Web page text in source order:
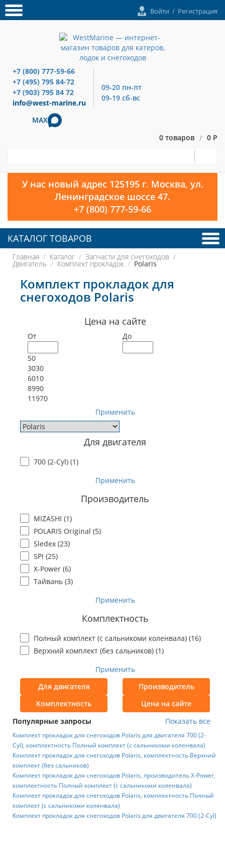
Войти / Регистрация
+7 (800) 777-59-66
+7 (495) 795 84-72
+7 (903) 795 84 72
info@west-marine.ru
09-20 пн-пт
09-19 сб-вс
MAX
0 товаров / 0 Р
У нас новый адрес 125195 г. Москва, ул.
Ленинградское шоссе 47.
+7 (800) 777-59-66
КАТАЛОГ ТОВАРОВ
Главная Каталог Запчасти для снегоходов
Двигатель Комплект прокладок Polaris
Комплект прокладок для
снегоходов Polaris
Цена на сайте
От До
50
3030
6010
8990
11970
Применить
Для двигателя
700 (2-Сyl) (1)
Применить
Производитель
MIZASHI (1)
POLARIS Original (5)
Sledex (23)
SPI (25)
X-Power (6)
Тайвань (3)
Применить
Комплектность
Полный комплект (с сальникоми коленвала) (16)
Верхний комплект (без сальников) (1)
Применить
Для двигателя
Производитель
Комплектность
Цена на сайте
Популярные запросы
Комплект прокладок для снегоходов Polaris для двигателя 700 (2-
Сyl), комплектность Полный комплект (с сальникоми коленвала)
Комплект прокладок для снегоходов Polaris, комплектность Верхний
комплект (без сальников)
Комплект прокладок для снегоходов Polaris, производитель X-Power,
комплектность Полный комплект (с сальникоми коленвала)
Комплект прокладок для снегоходов Polaris, комплектность Полный
комплект (с сальникоми коленвала)
Комплект прокладок для снегоходов Polaris для двигателя 700 (2-Сyl)
Показать все